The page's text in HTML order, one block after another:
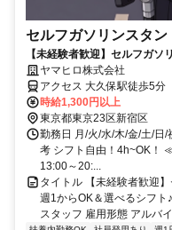
セルフガソリンスタ
【未経験者歓迎】セルフガ
選べるシフト♪
ヤマヒロ株式会社
アクセス 大久保駅徒歩5分
時給1,300円以上
東京都東京23区新宿区
勤務日 月/火/水/木/金/土/日
考 シフト自由！4h~OK！
13:00～20:...
タイトル 【未経験者歓迎
週1からOK＆選べるシフト
スタッフ 雇用形態 アルバ